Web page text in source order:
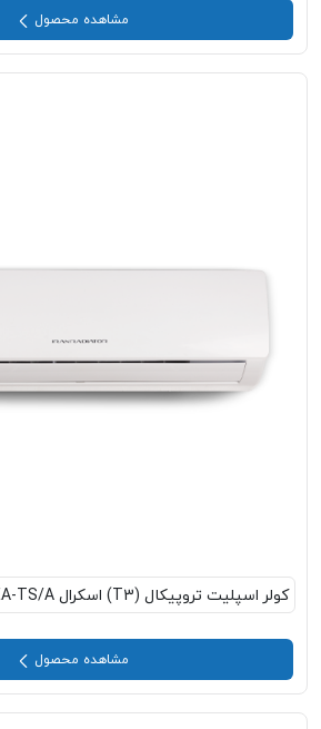
مشاهده محصول
کولر اسپلیت تروپیکال (T3) اسکرال IAC-18C-XA-TS/A
مشاهده محصول